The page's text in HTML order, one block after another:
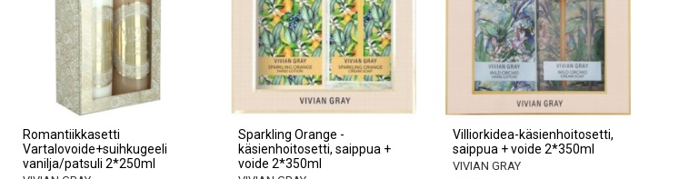
Romantiikkasetti
Vartalovoide+suihkugeeli
vanilja/patsuli 2*250ml
Sparkling Orange -
käsienhoitosetti, saippua +
voide 2*350ml
Villiorkidea-käsienhoitosetti,
saippua + voide 2*350ml
VIVIAN GRAY